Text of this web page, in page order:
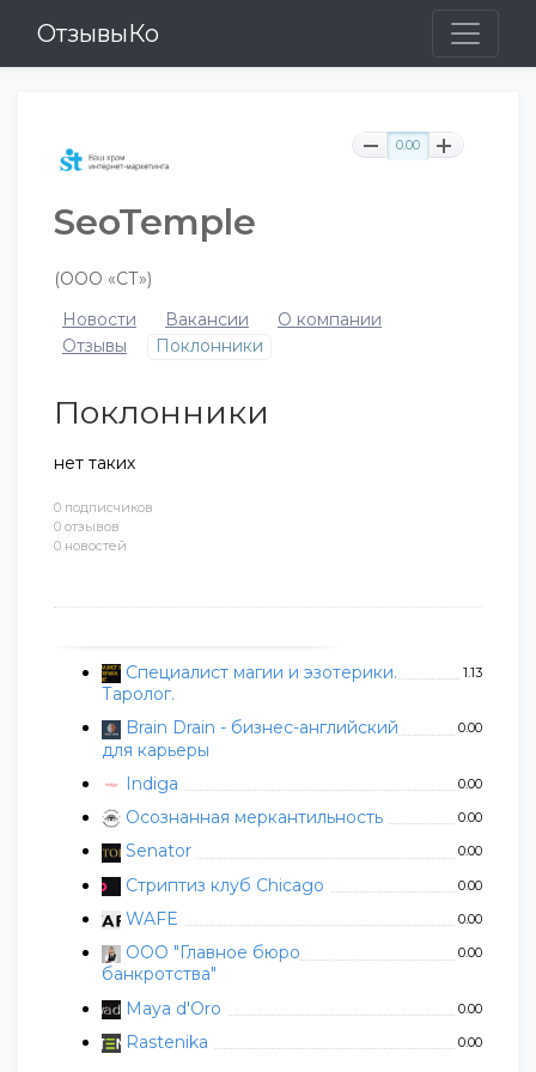
ОтзывыКо
0 подписчиков
0 отзывов
0 новостей
Специалист магии и эзотерики.
Таролог.
1.13
Brain Drain - бизнес-английский
для карьеры
0.00
Indiga 0.00
Осознанная меркантильность 0.00
Senator 0.00
Стриптиз клуб Chicago 0.00
WAFE 0.00
ООО "Главное бюро
банкротства"
0.00
Maya d'Oro 0.00
Rastenika 0.00
0.00
SeoTemple
(ООО «СТ»)
Новости
Вакансии
О компании
Отзывы
Поклонники
Поклонники
нет таких